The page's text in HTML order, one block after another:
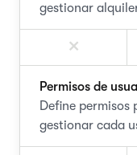
gestionar
Permisos de
Define permisos
gestionar cada